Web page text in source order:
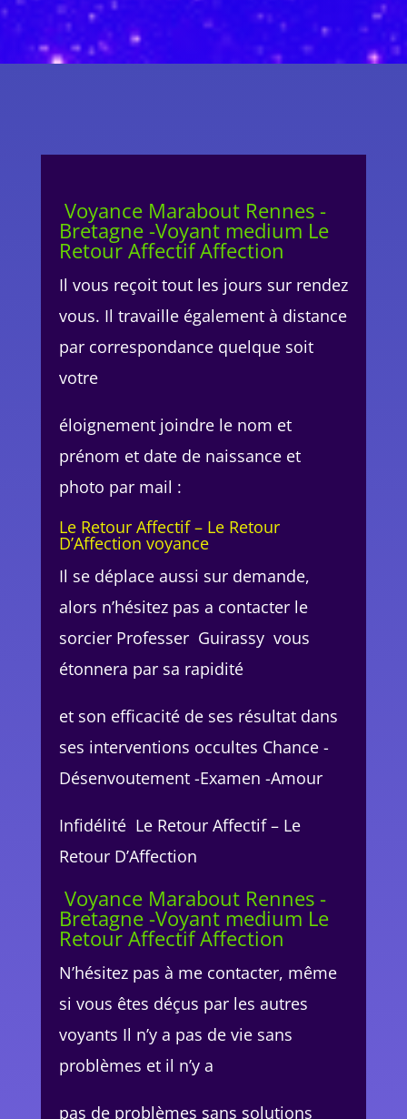
Voyance Marabout Rennes -
Bretagne -Voyant medium Le
Retour Affectif Affection
Il vous reçoit tout les jours sur rendez
vous. Il travaille également à distance
par correspondance quelque soit
votre
éloignement joindre le nom et
prénom et date de naissance et
photo par mail :
Le Retour Affectif – Le Retour
D’Affection voyance
Il se déplace aussi sur demande,
alors n’hésitez pas a contacter le
sorcier Professer Guirassy vous
étonnera par sa rapidité
et son efficacité de ses résultat dans
ses interventions occultes Chance -
Désenvoutement -Examen -Amour
Infidélité Le Retour Affectif – Le
Retour D’Affection
Voyance Marabout Rennes -
Bretagne -Voyant medium Le
Retour Affectif Affection
N’hésitez pas à me contacter, même
si vous êtes déçus par les autres
voyants Il n’y a pas de vie sans
problèmes et il n’y a
pas de problèmes sans solutions